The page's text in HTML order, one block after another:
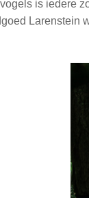
is iedere
Larenstein